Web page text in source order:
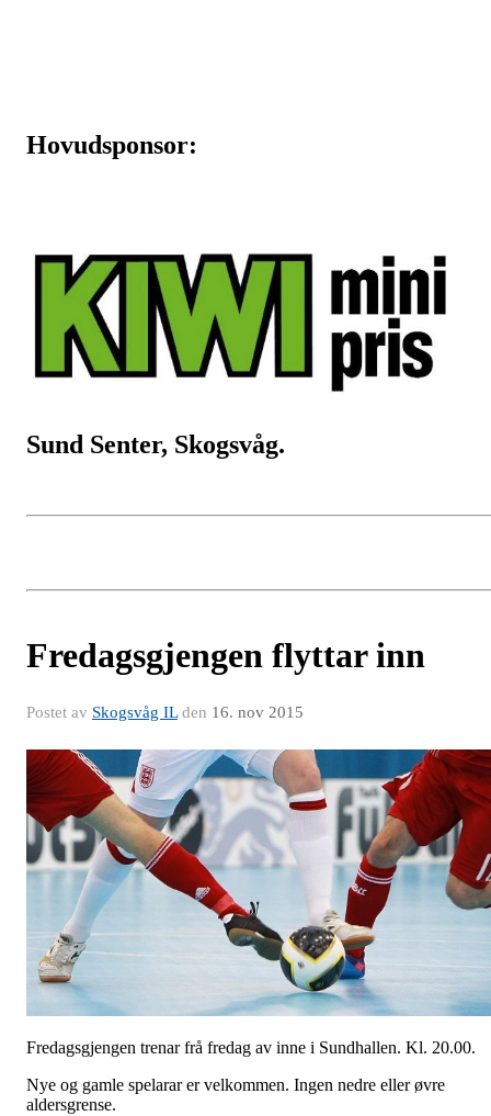
Hovudsponsor:
Sund Senter, Skogsvåg.
Fredagsgjengen flyttar inn
Postet av Skogsvåg ILden 16. nov 2015
Fredagsgjengen trenar frå fredag av inne i Sundhallen. Kl. 20.00.
Nye og gamle spelarar er velkommen. Ingen nedre eller øvre
aldersgrense.